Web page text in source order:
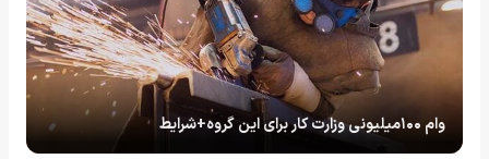
وام ۱۰۰میلیونی وزارت کار برای این گروه+شرایط